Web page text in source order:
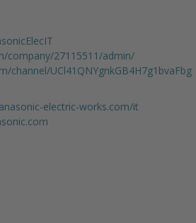
company/27115511/admin/
channel/UCl41QNYgnkGB4H7g1bvaFbg
electric-works.com/it